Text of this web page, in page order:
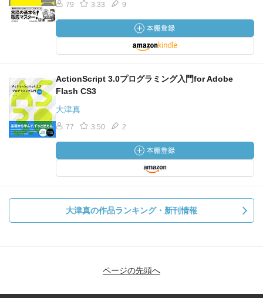
79 3.33 9
ActionScript 3.0プログラミング入門for Adobe
Flash CS3
大津真
77 3.50 2
大津真の作品ランキング・新刊情報
ページの先頭へ